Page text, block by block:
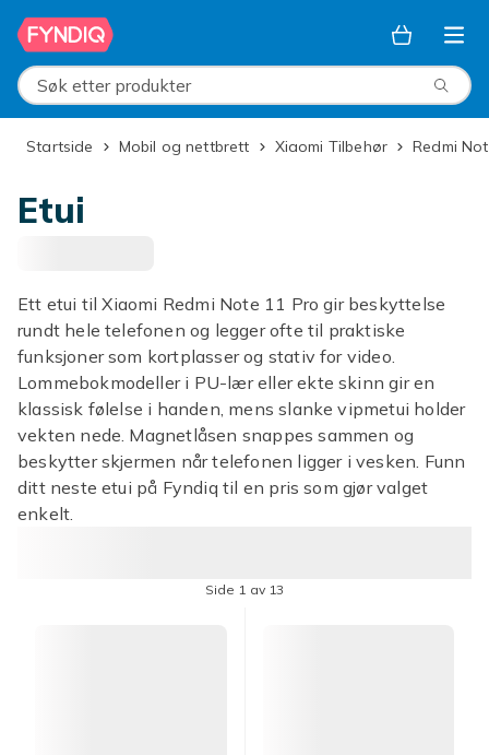
Hopp til hovedinnhold
Søk etter produkter
Startside Mobil og nettbrett Xiaomi Tilbehør Redmi
Etui
Ett etui til Xiaomi Redmi Note 11 Pro gir beskyttelse
rundt hele telefonen og legger ofte til praktiske
funksjoner som kortplasser og stativ for video.
Lommebokmodeller i PU-lær eller ekte skinn gir en
klassisk følelse i handen, mens slanke vipmetui holder
vekten nede. Magnetlåsen snappes sammen og
beskytter skjermen når telefonen ligger i vesken. Funn
ditt neste etui på Fyndiq til en pris som gjør valget
enkelt.
Side 1 av 13